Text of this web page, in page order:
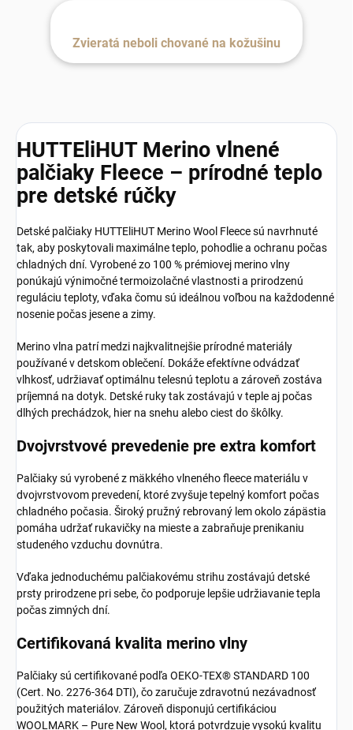
Zvieratá neboli chované na kožušinu
HUTTEliHUT Merino vlnené
palčiaky Fleece – prírodné teplo
pre detské rúčky
Detské palčiaky HUTTEliHUT Merino Wool Fleece sú navrhnuté
tak, aby poskytovali maximálne teplo, pohodlie a ochranu počas
chladných dní. Vyrobené zo 100 % prémiovej merino vlny
ponúkajú výnimočné termoizolačné vlastnosti a prirodzenú
reguláciu teploty, vďaka čomu sú ideálnou voľbou na každodenné
nosenie počas jesene a zimy.
Merino vlna patrí medzi najkvalitnejšie prírodné materiály
používané v detskom oblečení. Dokáže efektívne odvádzať
vlhkosť, udržiavať optimálnu telesnú teplotu a zároveň zostáva
príjemná na dotyk. Detské ruky tak zostávajú v teple aj počas
dlhých prechádzok, hier na snehu alebo ciest do škôlky.
Dvojvrstvové prevedenie pre extra komfort
Palčiaky sú vyrobené z mäkkého vlneného fleece materiálu v
dvojvrstvovom prevedení, ktoré zvyšuje tepelný komfort počas
chladného počasia. Široký pružný rebrovaný lem okolo zápästia
pomáha udržať rukavičky na mieste a zabraňuje prenikaniu
studeného vzduchu dovnútra.
Vďaka jednoduchému palčiakovému strihu zostávajú detské
prsty prirodzene pri sebe, čo podporuje lepšie udržiavanie tepla
počas zimných dní.
Certifikovaná kvalita merino vlny
Palčiaky sú certifikované podľa OEKO-TEX® STANDARD 100
(Cert. No. 2276-364 DTI), čo zaručuje zdravotnú nezávadnosť
použitých materiálov. Zároveň disponujú certifikáciou
WOOLMARK – Pure New Wool, ktorá potvrdzuje vysokú kvalitu